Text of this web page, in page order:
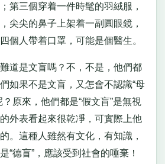
第三個穿着一件時髦的羽絨服，
尖尖的鼻子上架着一副圓眼鏡，
個人帶着口罩，可能是個醫生。
是文盲嗎？不，不是，他們都
如果不是文盲，又怎會不認識“母
原來，他們都是“假文盲”是無視
外表看起來很乾凈，可實際上他
。這種人雖然有文化，有知識，
“德盲”，應該受到社會的唾棄！